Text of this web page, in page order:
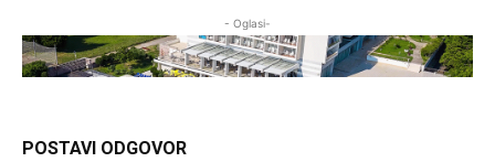
- Oglasi-
POSTAVI ODGOVOR